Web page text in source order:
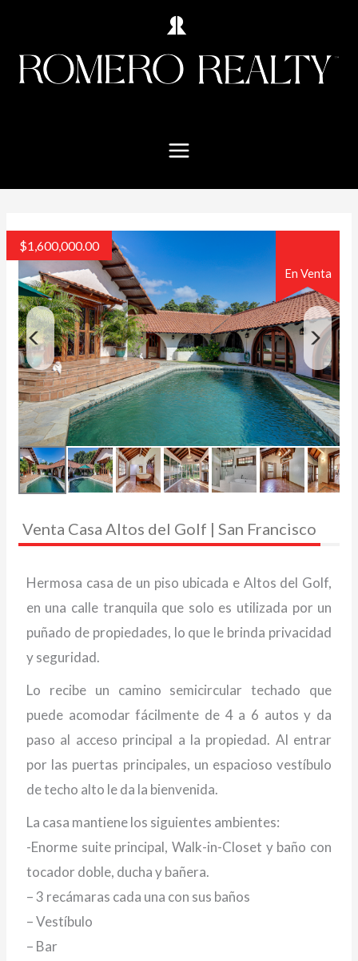
En Venta
$1,600,000.00
Venta Casa Altos del Golf | San Francisco
Hermosa casa de un piso ubicada e Altos del Golf,
en una calle tranquila que solo es utilizada por un
puñado de propiedades, lo que le brinda privacidad
y seguridad.
Lo recibe un camino semicircular techado que
puede acomodar fácilmente de 4 a 6 autos y da
paso al acceso principal a la propiedad. Al entrar
por las puertas principales, un espacioso vestíbulo
de techo alto le da la bienvenida.
La casa mantiene los siguientes ambientes:
-Enorme suite principal, Walk-in-Closet y baño con
tocador doble, ducha y bañera.
– 3 recámaras cada una con sus baños
– Vestíbulo
– Bar